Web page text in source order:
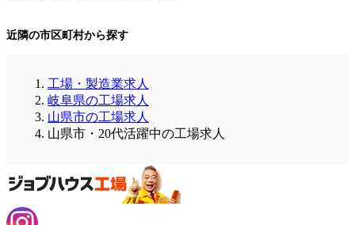
近隣の市区町村から探す
工場・製造業求人
岐阜県の工場求人
山県市の工場求人
山県市・20代活躍中の工場求人